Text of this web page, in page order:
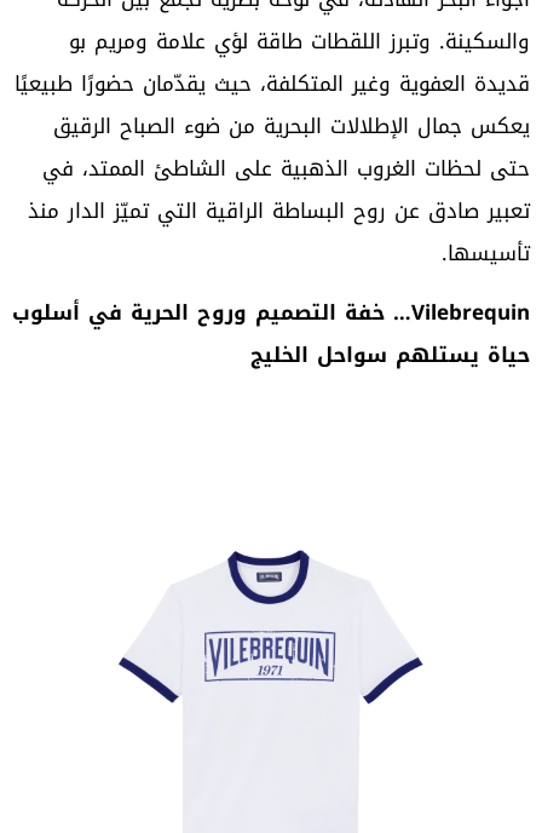
والسكينة. وتبرز اللقطات طاقة لؤي علامة ومريم بو
قديدة العفوية وغير المتكلفة، حيث يقدّمان حضورًا طبيعيًا
يعكس جمال الإطلالات البحرية من ضوء الصباح الرقيق
حتى لحظات الغروب الذهبية على الشاطئ الممتد، في
تعبير صادق عن روح البساطة الراقية التي تميّز الدار منذ
تأسيسها.
Vilebrequin… خفة التصميم وروح الحرية في أسلوب
حياة يستلهم سواحل الخليج